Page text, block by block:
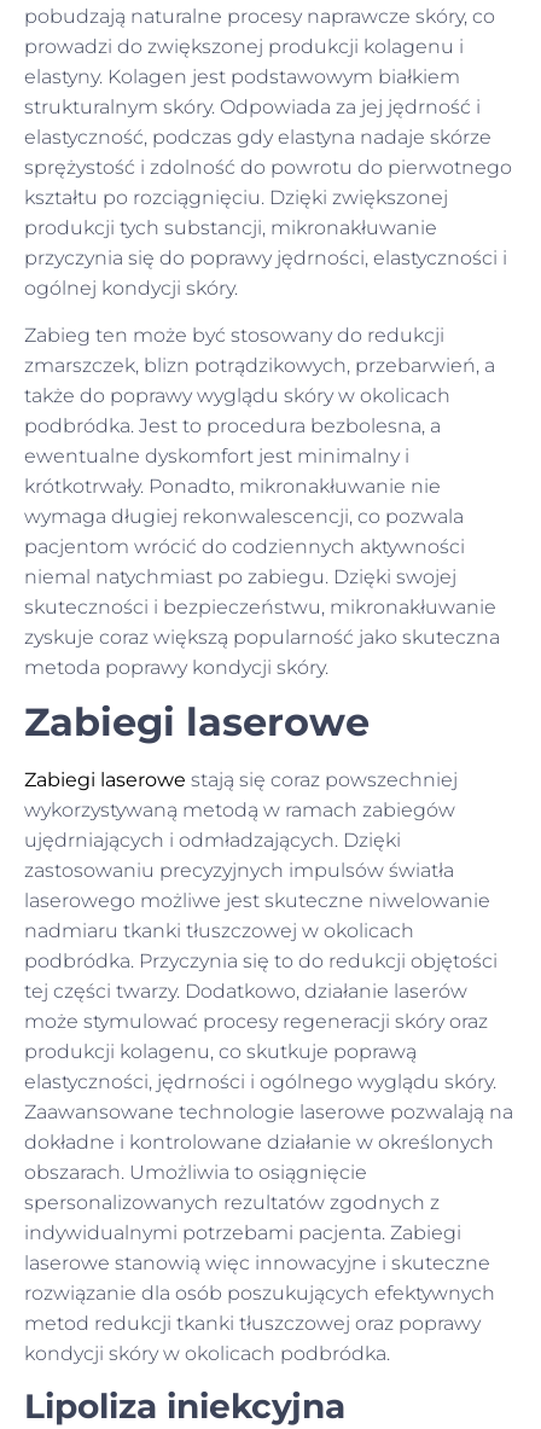
pobudzają naturalne procesy naprawcze skóry, co
prowadzi do zwiększonej produkcji kolagenu i
elastyny. Kolagen jest podstawowym białkiem
strukturalnym skóry. Odpowiada za jej jędrność i
elastyczność, podczas gdy elastyna nadaje skórze
sprężystość i zdolność do powrotu do pierwotnego
kształtu po rozciągnięciu. Dzięki zwiększonej
produkcji tych substancji, mikronakłuwanie
przyczynia się do poprawy jędrności, elastyczności i
ogólnej kondycji skóry.
Zabieg ten może być stosowany do redukcji
zmarszczek, blizn potrądzikowych, przebarwień, a
także do poprawy wyglądu skóry w okolicach
podbródka. Jest to procedura bezbolesna, a
ewentualne dyskomfort jest minimalny i
krótkotrwały. Ponadto, mikronakłuwanie nie
wymaga długiej rekonwalescencji, co pozwala
pacjentom wrócić do codziennych aktywności
niemal natychmiast po zabiegu. Dzięki swojej
skuteczności i bezpieczeństwu, mikronakłuwanie
zyskuje coraz większą popularność jako skuteczna
metoda poprawy kondycji skóry.
Zabiegi laserowe
Zabiegi laserowe stają się coraz powszechniej
wykorzystywaną metodą w ramach zabiegów
ujędrniających i odmładzających. Dzięki
zastosowaniu precyzyjnych impulsów światła
laserowego możliwe jest skuteczne niwelowanie
nadmiaru tkanki tłuszczowej w okolicach
podbródka. Przyczynia się to do redukcji objętości
tej części twarzy. Dodatkowo, działanie laserów
może stymulować procesy regeneracji skóry oraz
produkcji kolagenu, co skutkuje poprawą
elastyczności, jędrności i ogólnego wyglądu skóry.
Zaawansowane technologie laserowe pozwalają na
dokładne i kontrolowane działanie w określonych
obszarach. Umożliwia to osiągnięcie
spersonalizowanych rezultatów zgodnych z
indywidualnymi potrzebami pacjenta. Zabiegi
laserowe stanowią więc innowacyjne i skuteczne
rozwiązanie dla osób poszukujących efektywnych
metod redukcji tkanki tłuszczowej oraz poprawy
kondycji skóry w okolicach podbródka.
Lipoliza iniekcyjna